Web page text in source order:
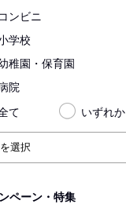
コンビニ
学校
稚園・保育園
院
て
いずれか
ペーン・特集